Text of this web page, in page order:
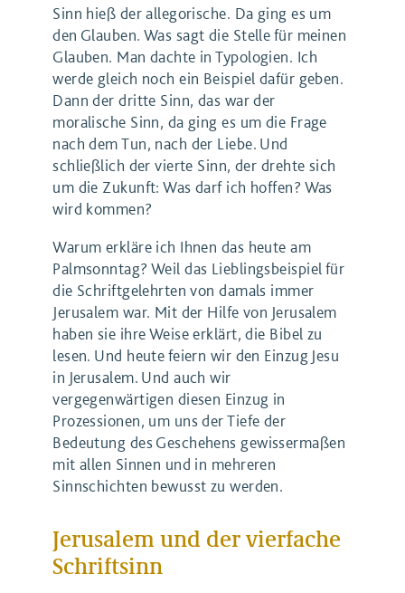
Sinn hieß der allegorische. Da ging es um
den Glauben. Was sagt die Stelle für meinen
Glauben. Man dachte in Typologien. Ich
werde gleich noch ein Beispiel dafür geben.
Dann der dritte Sinn, das war der
moralische Sinn, da ging es um die Frage
nach dem Tun, nach der Liebe. Und
schließlich der vierte Sinn, der drehte sich
um die Zukunft: Was darf ich hoffen? Was
wird kommen?
Warum erkläre ich Ihnen das heute am
Palmsonntag? Weil das Lieblingsbeispiel für
die Schriftgelehrten von damals immer
Jerusalem war. Mit der Hilfe von Jerusalem
haben sie ihre Weise erklärt, die Bibel zu
lesen. Und heute feiern wir den Einzug Jesu
in Jerusalem. Und auch wir
vergegenwärtigen diesen Einzug in
Prozessionen, um uns der Tiefe der
Bedeutung des Geschehens gewissermaßen
mit allen Sinnen und in mehreren
Sinnschichten bewusst zu werden.
Jerusalem und der vierfache
Schriftsinn